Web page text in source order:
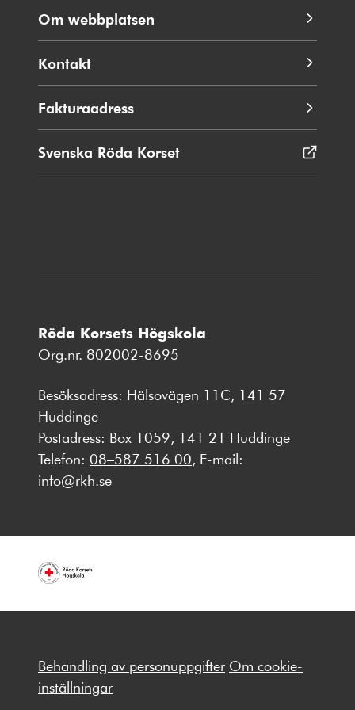
Om webbplatsen
Kontakt
Fakturaadress
Svenska Röda Korset
i
Röda Korsets Högskola
Org.nr. 802002-8695
Besöksadress: Hälsovägen 11C, 141 57
Huddinge
Postadress: Box 1059, 141 21 Huddinge
Telefon: 08–587 516 00, E-mail:
info@rkh.se
Behandling av personuppgifter Om cookie-
inställningar